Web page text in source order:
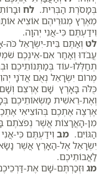
בְּמָסֹרֶת הַבְּרִית. לח
מֵאֶרֶץ מְגוּרֵיהֶם אוֹצִיא
וִידַעְתֶּם כִּי-אֲנִי יְהוָה.
לט וְאַתֶּם בֵּית-יִשְׂרָאֵל כֹּה-
עֲבֹדוּ וְאַחַר אִם-אֵינְכֶם
תְחַלְּלוּ-עוֹד בְּמַתְּנוֹתֵיכֶם
מְרוֹם יִשְׂרָאֵל נְאֻם אֲדֹנָי
כֻּלֹּה בָּאָרֶץ שָׁם אֶרְצֵם
וְאֶת-רֵאשִׁית מַשְׂאוֹתֵיכֶם
אֶרְצֶה אֶתְכֶם בְּהוֹצִיאִי
מִן-הָאֲרָצוֹת אֲשֶׁר נְפֹצֹתֶם
הַגּוֹיִם. מב וִידַעְתֶּם כִּי-
יִשְׂרָאֵל אֶל-הָאָרֶץ אֲשֶׁר
לַאֲבוֹתֵיכֶם.
מג וּזְכַרְתֶּם-שָׁם אֶת-